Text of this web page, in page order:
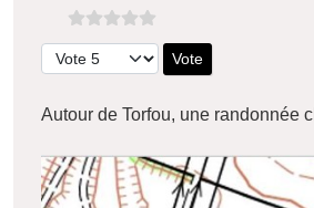
Veuillez voter
Autour de Torfou, une randonnée